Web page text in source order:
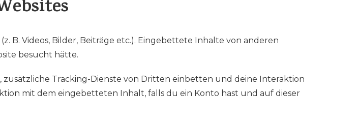
B. Videos, Bilder, Beiträge etc.). Eingebettete Inhalte von anderen
besucht hätte.
zusätzliche Tracking-Dienste von Dritten einbetten und deine Interaktion
mit dem eingebetteten Inhalt, falls du ein Konto hast und auf dieser